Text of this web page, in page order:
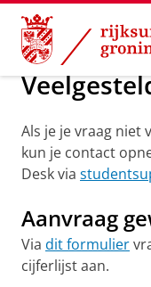
Skip
Content
Skip
Navigation
Over ons
Als je je vraag niet
kun je contact
Desk via
Aanvraag
Via dit formulier
cijferlijst aan.